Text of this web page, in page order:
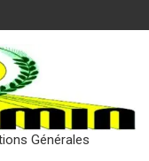
Générales